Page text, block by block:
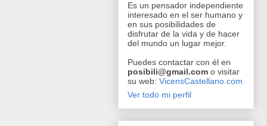
Es un pensador independiente
interesado en el ser humano y
en sus posibilidades de
disfrutar de la vida y de hacer
del mundo un lugar mejor.
Puedes contactar con él en
posibili@gmail.com o visitar
su web: VicensCastellano.com
Ver todo mi perfil